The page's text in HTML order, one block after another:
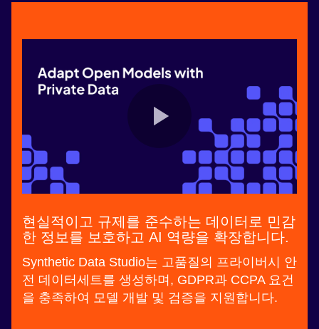
현실적이고 규제를 준수하는 데이터로 민감
한 정보를 보호하고 AI 역량을 확장합니다.
Synthetic Data Studio는 고품질의 프라이버시 안
전 데이터세트를 생성하며, GDPR과 CCPA 요건
을 충족하여 모델 개발 및 검증을 지원합니다.